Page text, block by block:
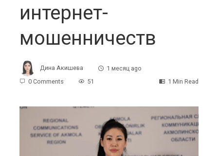
интернет-
мошенничеств
Дина Акишева
1 месяц ago
0 Comments
51 1 Min Read